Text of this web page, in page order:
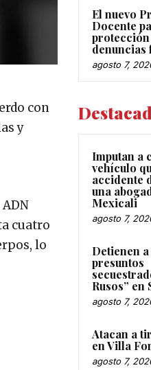
con
y
cuatro
lo
El nuevo
Docente
protección
denuncias
agosto 7,
Imputan a
vehículo
accidente
una
Mexicali
agosto 7,
Detienen
presuntos
Rusos” en
agosto 7,
Atacan a
en Villa
agosto 7,